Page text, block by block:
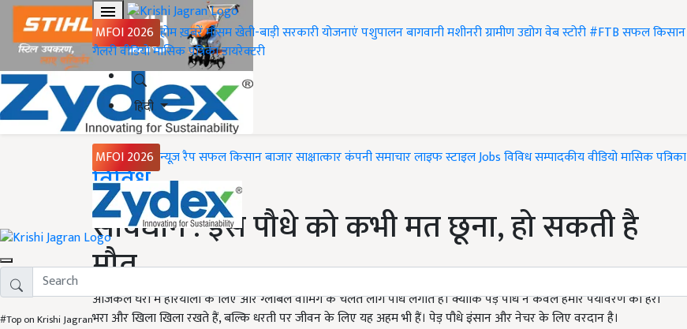
MFOI 2026 होमख़बरेंमौसमखेती-बाड़ीसरकारी योजनाएंपशुपालनबागवानीमशीनरीग्रामीण उद्योगवेब स्टोरी#FTBसफल किसान
गैलरीवीडियोमासिक पत्रिकाडायरेक्टरी
हिंदी
MFOI 2026 न्यूज़ रैपसफल किसानबाजारसाक्षात्कारकंपनी समाचारलाइफ स्टाइलJobsविविधसम्पादकीयवीडियोमासिक पत्रिका
#Top on Krishi Jagran
Home
विविध
सावधान : इस पौधे को कभी मत छूना, हो सकती है
मौत
आजकल घरों में हरियाली के लिए और ग्लोबल वार्मिंग के चलते लोग पौधे लगाते हैं। क्योंकि पेड़ पौधे न केवल हमारे पर्यावरण को हरा
भरा और खिला खिला रखते हैं, बल्कि धरती पर जीवन के लिए यह अहम भी हैं। पेड़ पौधे इंसान और नेचर के लिए वरदान है।